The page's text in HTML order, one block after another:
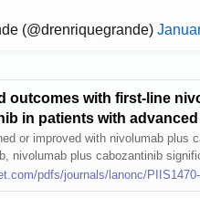
(@drenriquegrande)
outcomes with first-line
in patients with
9ER: an open-label,
or improved with nivolumab plus
nivolumab plus cabozantinib
outcome scores. These results
with sunitinib in the treatment of
pdfs/journals/lanonc/